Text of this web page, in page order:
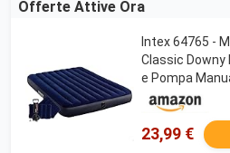
Offerte Attive Ora
Intex 64765 -
Classic Downy
e Pompa
cm
23,99 €